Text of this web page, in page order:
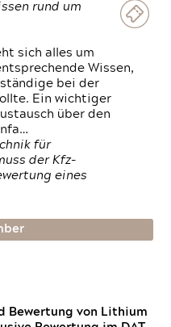
rund um
sich alles um
Wissen,
bei der
Ein wichtiger
über den
für
der Kfz-
eines
Bewertung von Lithium